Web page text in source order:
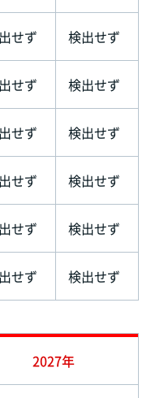
せず 検出せず
せず 検出せず
せず 検出せず
せず 検出せず
せず 検出せず
せず 検出せず
2027年